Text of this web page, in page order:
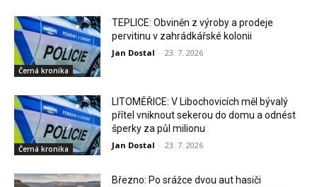
Černá kronika
TEPLICE: Obviněn z výroby a prodeje
pervitinu v zahrádkářské kolonii
Jan Dostal - 23. 7. 2026
Černá kronika
LITOMĚŘICE: V Libochovicích měl bývalý
přítel vniknout sekerou do domu a odnést
šperky za půl milionu
Jan Dostal - 23. 7. 2026
Březno: Po srážce dvou aut hasiči